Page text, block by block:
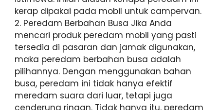
kerap dipakai pada mobil untuk campervan.
2. Peredam Berbahan Busa Jika Anda
mencari produk peredam mobil yang pasti
tersedia di pasaran dan jamak digunakan,
maka peredam berbahan busa adalah
pilihannya. Dengan menggunakan bahan
busa, peredam ini tidak hanya efektif
meredam suara dari luar, tetapi juga
cenderung ringan. Tidak hanya itu, peredam